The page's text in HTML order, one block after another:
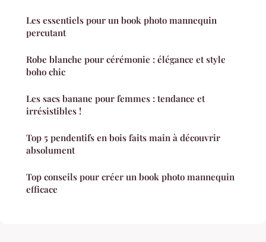
Les essentiels pour un book photo mannequin
percutant
Robe blanche pour cérémonie : élégance et style
boho chic
Les sacs banane pour femmes : tendance et
irrésistibles !
Top 5 pendentifs en bois faits main à découvrir
absolument
Top conseils pour créer un book photo mannequin
efficace